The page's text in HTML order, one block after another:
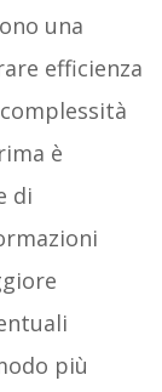
una
efficienza
è
di
più